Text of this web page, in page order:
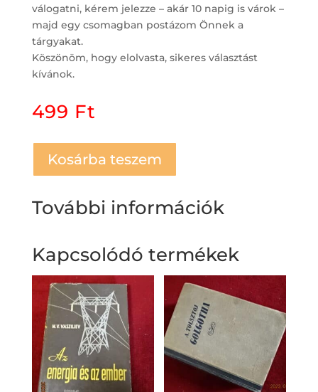
válogatni, kérem jelezze – akár 10 napig is várok –
majd egy csomagban postázom Önnek a
tárgyakat.
Köszönöm, hogy elolvasta, sikeres választást
kívánok.
499 Ft
Kosárba teszem
További információk
Kapcsolódó termékek